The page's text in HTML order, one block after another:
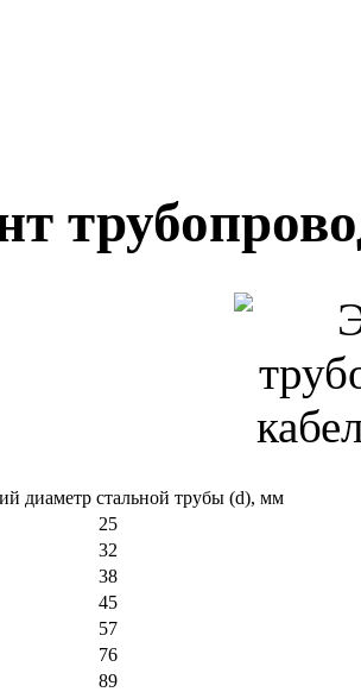
диаметр стальной трубы (d), мм
25
32
38
45
57
76
89